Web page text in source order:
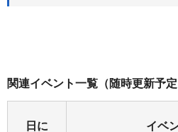
関連イベント一覧（随時更新予定
日に
イベ